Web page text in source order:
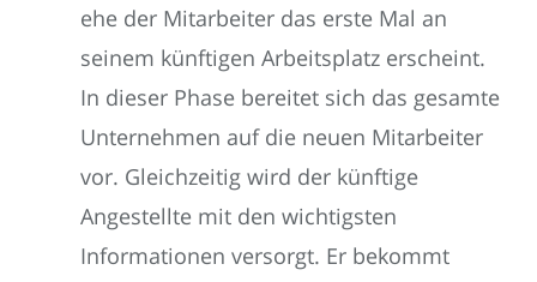
ehe der Mitarbeiter das erste Mal an
seinem künftigen Arbeitsplatz erscheint.
In dieser Phase bereitet sich das gesamte
Unternehmen auf die neuen Mitarbeiter
vor. Gleichzeitig wird der künftige
Angestellte mit den wichtigsten
Informationen versorgt. Er bekommt